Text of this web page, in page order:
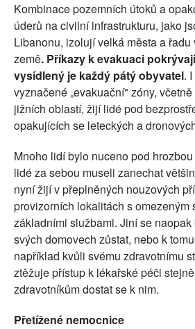
Kombinace pozemních útoků a
úderů na civilní infrastrukturu, jako
Libanonu, izolují velká města a řadu
země. Příkazy k evakuaci
vysídlený je každý pátý obyvatel.
vyznačené „evakuační" zóny,
jižních oblastí, žijí lidé pod
opakujících se leteckých a
Mnoho lidí bylo nuceno pod
lidé za sebou museli zanechat
nyní žijí v přeplněných nouzových
provizorních lokalitách s omezeným
základními službami. Jiní se
svých domovech zůstat, nebo k
například kvůli svému zdravotnímu
ztěžuje přístup k lékařské péči
zdravotníkům dostat se k nim.
Přetížené nemocnice